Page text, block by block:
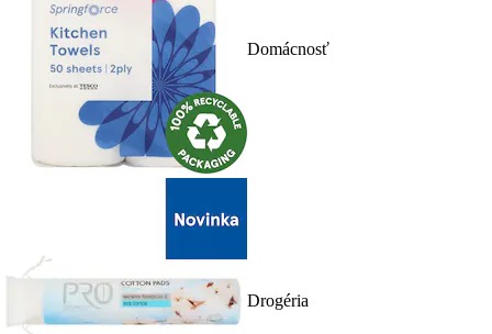
Domácnosť
Drogéria